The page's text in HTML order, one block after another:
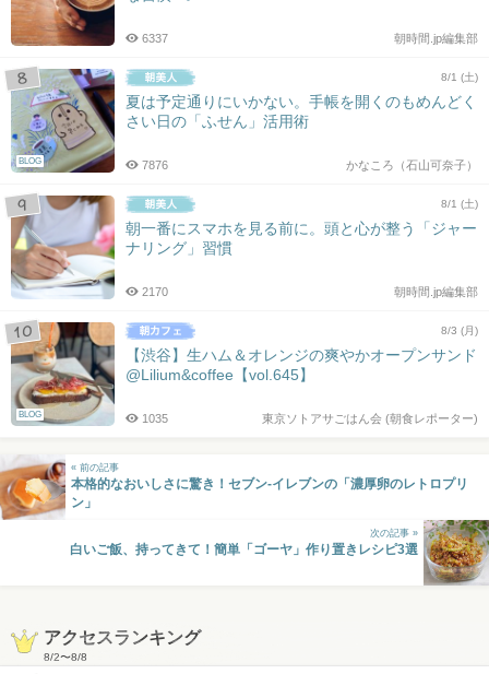
朝時間.jp編集部
6337
BLOG
8/1 (土)
夏は予定通りにいかない。手帳を開くのもめんどく
さい日の「ふせん」活用術
かなころ（石山可奈子）
7876
8/1 (土)
朝一番にスマホを見る前に。頭と心が整う「ジャー
ナリング」習慣
朝時間.jp編集部
2170
BLOG
8/3 (月)
【渋谷】生ハム＆オレンジの爽やかオープンサンド
@Lilium&coffee【vol.645】
東京ソトアサごはん会 (朝食レポーター)
1035
« 前の記事
本格的なおいしさに驚き！セブン-イレブンの「濃厚卵のレトロプリ
ン」
次の記事 »
白いご飯、持ってきて！簡単「ゴーヤ」作り置きレシピ3選
アクセスランキング
8/2〜8/8